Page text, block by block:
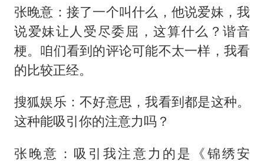
张晚意：接了一个叫什么，他说爱妹，我
说爱妹让人受尽委屈，这算什么？谐音
梗。咱们看到的评论可能不太一样，我看
的比较正经。
搜狐娱乐：不好意思，我看到都是这种。
这种能吸引你的注意力吗？
张晚意：吸引我注意力的是《锦绣安